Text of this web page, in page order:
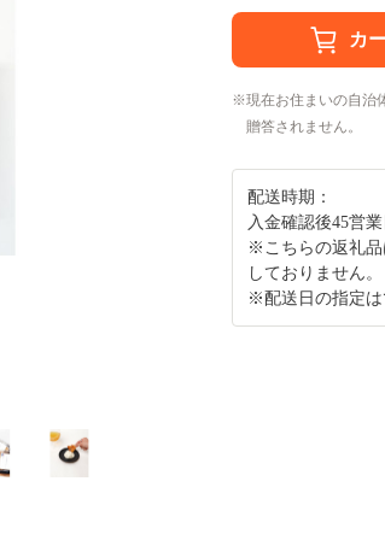
現在お住まいの自治
贈答されません。
配送時期：
入金確認後45営
※こちらの返礼品
しておりません。
※配送日の指定は